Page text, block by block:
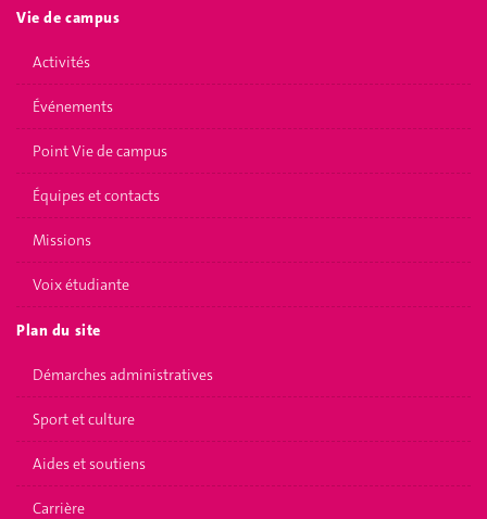
Vie de campus
Activités
Événements
Point Vie de campus
Équipes et contacts
Missions
Voix étudiante
Plan du site
Démarches administratives
Sport et culture
Aides et soutiens
Carrière